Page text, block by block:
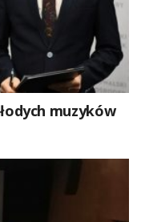
muzyków